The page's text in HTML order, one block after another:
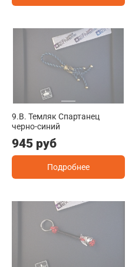
9.B. Темляк Спартанец
черно-синий
945 руб
Подробнее